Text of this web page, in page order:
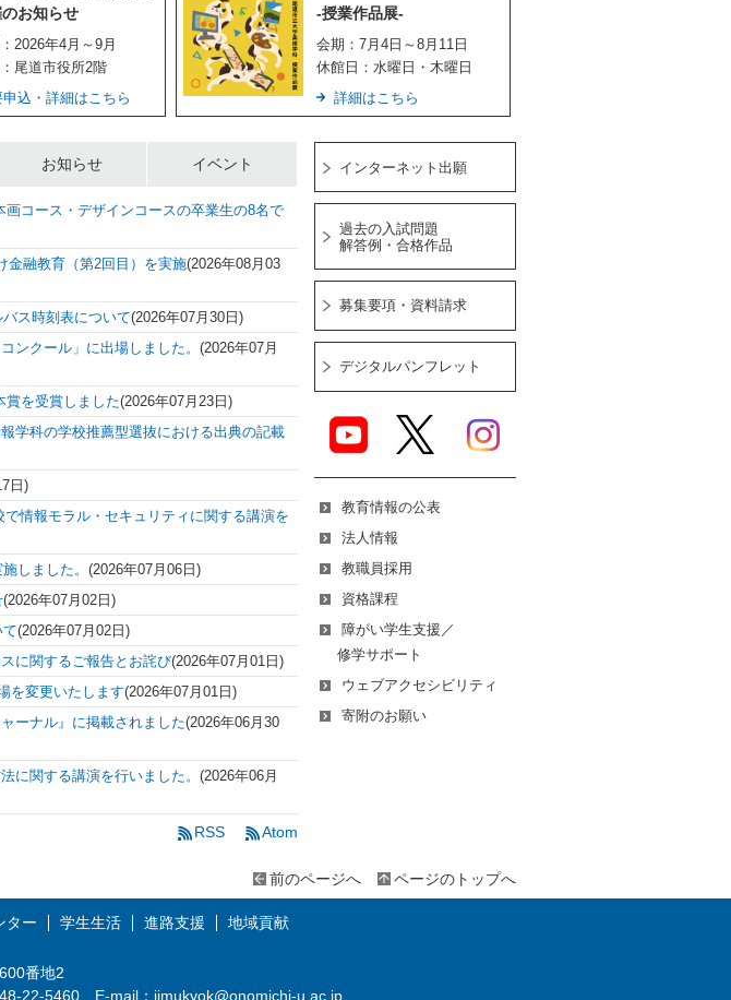
のお知らせ
2026年4月～9月
尾道市役所2階
申込・詳細はこちら
-授業作品展-
会期：7月4日～8月11日
休館日：水曜日・木曜日
詳細はこちら
お知らせ イベント
画コース・デザインコースの卒業生の8名で
金融教育（第2回目）を実施(2026年08月03
ス時刻表について(2026年07月30日)
ンクール」に出場しました。(2026年07月
賞を受賞しました(2026年07月23日)
学科の学校推薦型選抜における出典の記載
日)
情報モラル・セキュリティに関する講演を
施しました。(2026年07月06日)
(2026年07月02日)
て(2026年07月02日)
に関するご報告とお詫び(2026年07月01日)
を変更いたします(2026年07月01日)
ーナル』に掲載されました(2026年06月30
に関する講演を行いました。(2026年06月
RSS Atom
インターネット出願
過去の入試問題
解答例・合格作品
募集要項・資料請求
デジタルパンフレット
教育情報の公表
法人情報
教職員採用
資格課程
障がい学生支援／
修学サポート
ウェブアクセシビリティ
寄附のお願い
ページのトップへ
前のページへ
ター 学生生活 進路支援 地域貢献
番地2
22-5460 E-mail： jimukyok@onomichi-u.ac.jp